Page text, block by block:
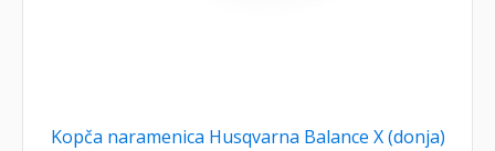
Kopča naramenica Husqvarna Balance X (donja)